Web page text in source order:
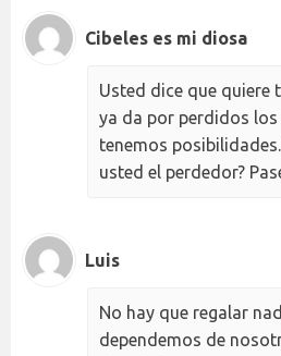
Cibeles es mi diosa
Usted dice que
ya da por perdidos
tenemos
usted el perdedor?
Luis
No hay que regalar
dependemos de